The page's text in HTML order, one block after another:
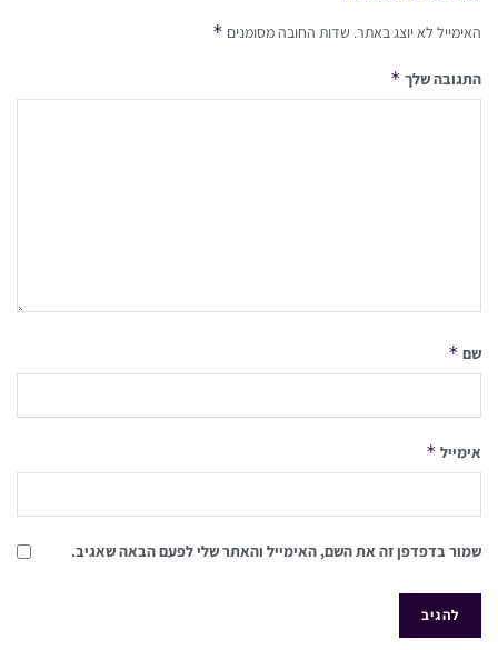
האימייל לא יוצג באתר. שדות החובה מסומנים *
התגובה שלך *
שם *
אימייל *
שמור בדפדפן זה את השם, האימייל והאתר שלי לפעם הבאה שאגיב.